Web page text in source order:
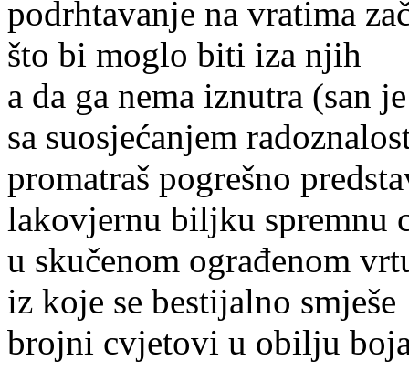
podrhtavanje na vratima
što bi moglo biti iza njih
a da ga nema iznutra (san
sa suosjećanjem
promatraš pogrešno
lakovjernu biljku spremnu
u skučenom ograđenom
iz koje se bestijalno smješe
brojni cvjetovi u obilju